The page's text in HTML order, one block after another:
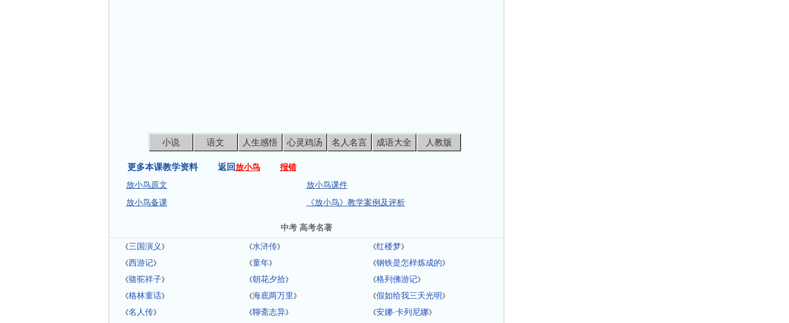
小说 语文 人生感悟 心灵鸡汤 名人名言 成语大全 人教版
更多本课教学资料 返回放小鸟
报错
放小鸟原文
放小鸟课件
放小鸟备课
《放小鸟》教学案例及评析
中考 高考名著
《三国演义 》 《水浒传》 《红楼梦》
《西游记》 《童年》 《钢铁是怎样炼成的》
《骆驼祥子》 《朝花夕拾》 《格列佛游记》
《格林童话》 《海底两万里 》 《假如给我三天光明 》
《名人传》 《聊斋志异》 《安娜·卡列尼娜》